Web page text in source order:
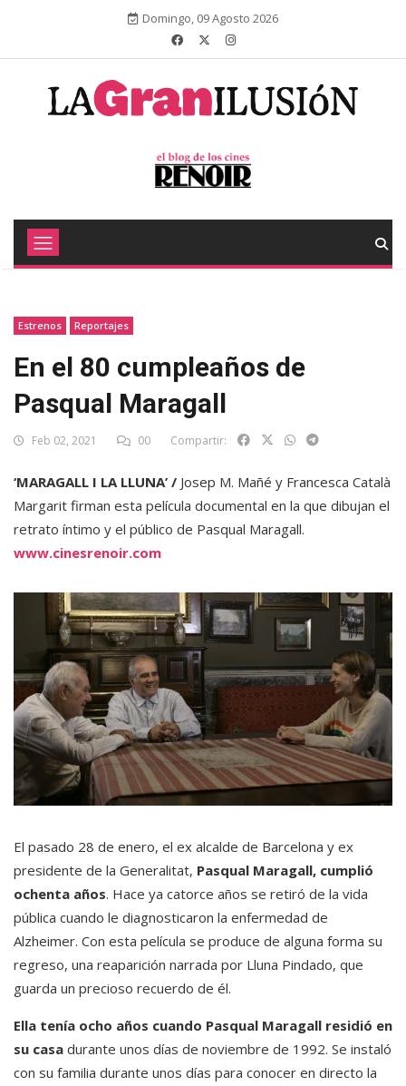
Domingo, 09 Agosto 2026
Estrenos Reportajes
En el 80 cumpleaños de
Pasqual Maragall
Feb 02, 2021 00 Compartir:
‘MARAGALL I LA LLUNA’ / Josep M. Mañé y Francesca Català
Margarit firman esta película documental en la que dibujan el
retrato íntimo y el público de Pasqual Maragall.
www.cinesrenoir.com
El pasado 28 de enero, el ex alcalde de Barcelona y ex
presidente de la Generalitat, Pasqual Maragall, cumplió
ochenta años. Hace ya catorce años se retiró de la vida
pública cuando le diagnosticaron la enfermedad de
Alzheimer. Con esta película se produce de alguna forma su
regreso, una reaparición narrada por Lluna Pindado, que
guarda un precioso recuerdo de él.
Ella tenía ocho años cuando Pasqual Maragall residió en
su casa durante unos días de noviembre de 1992. Se instaló
con su familia durante unos días para conocer en directo la